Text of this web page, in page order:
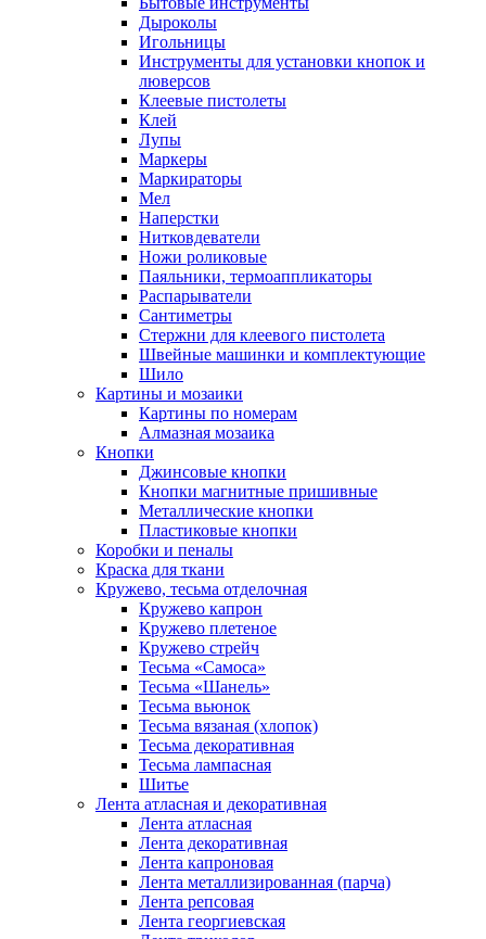
Дыроколы
Игольницы
Инструменты для установки кнопок и
люверсов
Клеевые пистолеты
Клей
Лупы
Маркеры
Маркираторы
Мел
Наперстки
Нитковдеватели
Ножи роликовые
Паяльники, термоаппликаторы
Распарыватели
Сантиметры
Стержни для клеевого пистолета
Швейные машинки и комплектующие
Шило
Картины и мозаики
Картины по номерам
Алмазная мозаика
Кнопки
Джинсовые кнопки
Кнопки магнитные пришивные
Металлические кнопки
Пластиковые кнопки
Коробки и пеналы
Краска для ткани
Кружево, тесьма отделочная
Кружево капрон
Кружево плетеное
Кружево стрейч
Тесьма «Самоса»
Тесьма «Шанель»
Тесьма вьюнок
Тесьма вязаная (хлопок)
Тесьма декоративная
Тесьма лампасная
Шитье
Лента атласная и декоративная
Лента атласная
Лента декоративная
Лента капроновая
Лента металлизированная (парча)
Лента репсовая
Лента георгиевская